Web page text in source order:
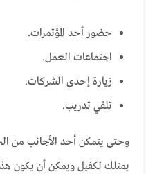
حضور أحد المؤتمرات.
اجتماعات العمل.
زيارة إحدى الشركات.
تلقي تدريب.
وحتى يتمكن أحد الأجانب من
يمتلك لكفيل ويمكن أن يكون